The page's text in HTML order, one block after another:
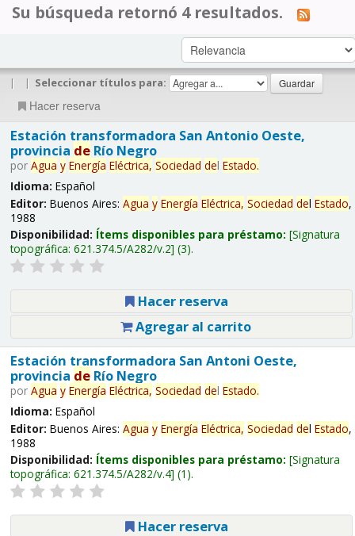
Su búsqueda retornó 4 resultados.
| | Seleccionar títulos para:
Hacer reserva
Estación transformadora San Antonio Oeste,
provincia deRío Negro
por Agua y Energía Eléctrica, Sociedad del Estado.
Idioma: Español
Editor: Buenos Aires: Agua y Energía Eléctrica, Sociedad del Estado,
1988
Disponibilidad: Ítems disponibles para préstamo: Signatura
topográfica: 621.374.5/A282/v.2 (3).
Hacer reserva
Agregar al carrito
Estación transformadora San Antoni Oeste,
provincia deRío Negro
por Agua y Energía Eléctrica, Sociedad del Estado.
Idioma: Español
Editor: Buenos Aires: Agua y Energía Eléctrica, Sociedad del Estado,
1988
Disponibilidad: Ítems disponibles para préstamo: Signatura
topográfica: 621.374.5/A282/v.4 (1).
Hacer reserva